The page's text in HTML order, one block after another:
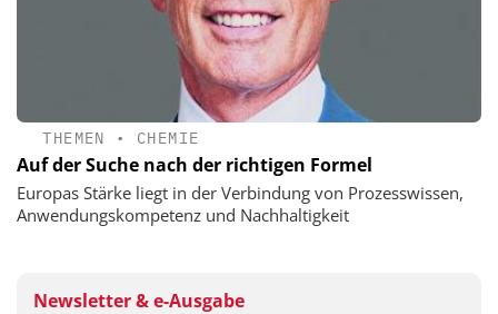
THEMEN • CHEMIE
Auf der Suche nach der richtigen Formel
Europas Stärke liegt in der Verbindung von Prozesswissen,
Anwendungskompetenz und Nachhaltigkeit
Newsletter & e-Ausgabe